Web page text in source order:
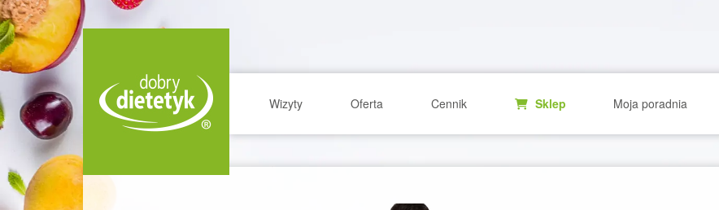
Wizyty Oferta Cennik Sklep Moja poradnia